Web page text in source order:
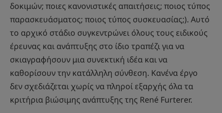
δοκιμών; ποιες κανονιστικές απαιτήσεις; ποιος τύπος
παρασκευάσματος; ποιος τύπος συσκευασίας;). Αυτό
το αρχικό στάδιο συγκεντρώνει όλους τους ειδικούς
έρευνας και ανάπτυξης στο ίδιο τραπέζι για να
σκιαγραφήσουν μια συνεκτική ιδέα και να
καθορίσουν την κατάλληλη σύνθεση. Κανένα έργο
δεν σχεδιάζεται χωρίς να πληροί εξαρχής όλα τα
κριτήρια βιώσιμης ανάπτυξης της René Furterer.